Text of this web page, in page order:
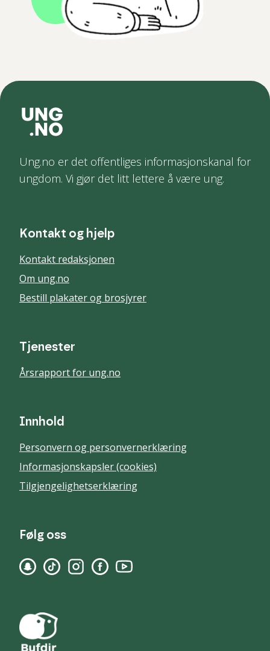
Ung.no er det offentliges informasjonskanal for
ungdom. Vi gjør det litt lettere å være ung.
Kontakt og hjelp
Kontakt redaksjonen
Om ung.no
Bestill plakater og brosjyrer
Tjenester
Årsrapport for ung.no
Innhold
Personvern og personvernerklæring
Informasjonskapsler (cookies)
Tilgjengelighetserklæring
Følg oss